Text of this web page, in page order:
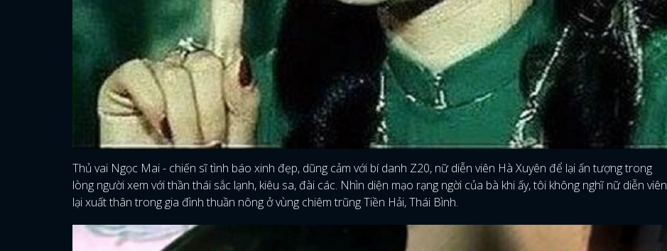
Thủ vai Ngọc Mai - chiến sĩ tình báo xinh đẹp, dũng cảm với bí danh Z20, nữ diễn viên Hà Xuyên để lại ấn tượng trong
lòng người xem với thần thái sắc lạnh, kiêu sa, đài các. Nhìn diện mạo rạng ngời của bà khi ấy, tôi không nghĩ nữ diễn viên
lại xuất thân trong gia đình thuần nông ở vùng chiêm trũng Tiền Hải, Thái Bình.